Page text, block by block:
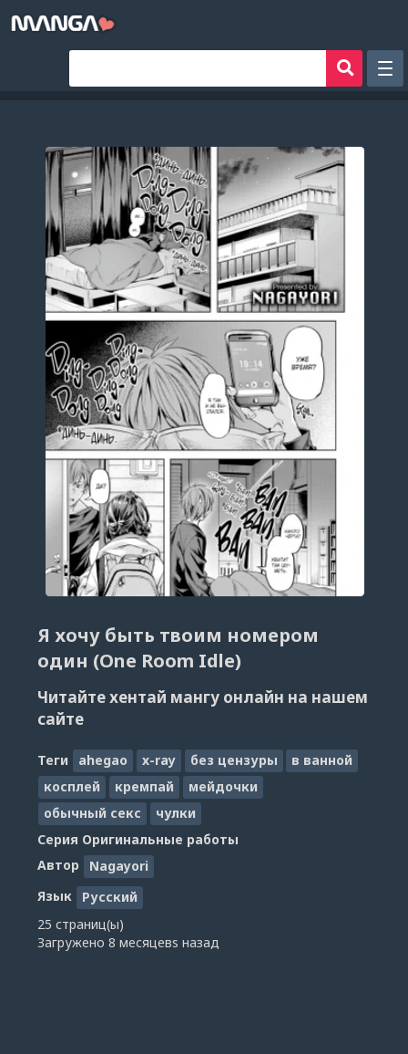
Авторы
Аниме хентай
Сборники манги
Sign in
Register
Я хочу быть твоим номером
один (One Room Idle)
Читайте хентай мангу онлайн на нашем
сайте
Теги ahegao x-ray без цензуры
в ванной
косплей
кремпай
мейдочки
обычный секс
чулки
Серия Оригинальные работы
Автор
Nagayori
Язык
Русский
25 страниц(ы)
Загружено 8 месяцевs назад